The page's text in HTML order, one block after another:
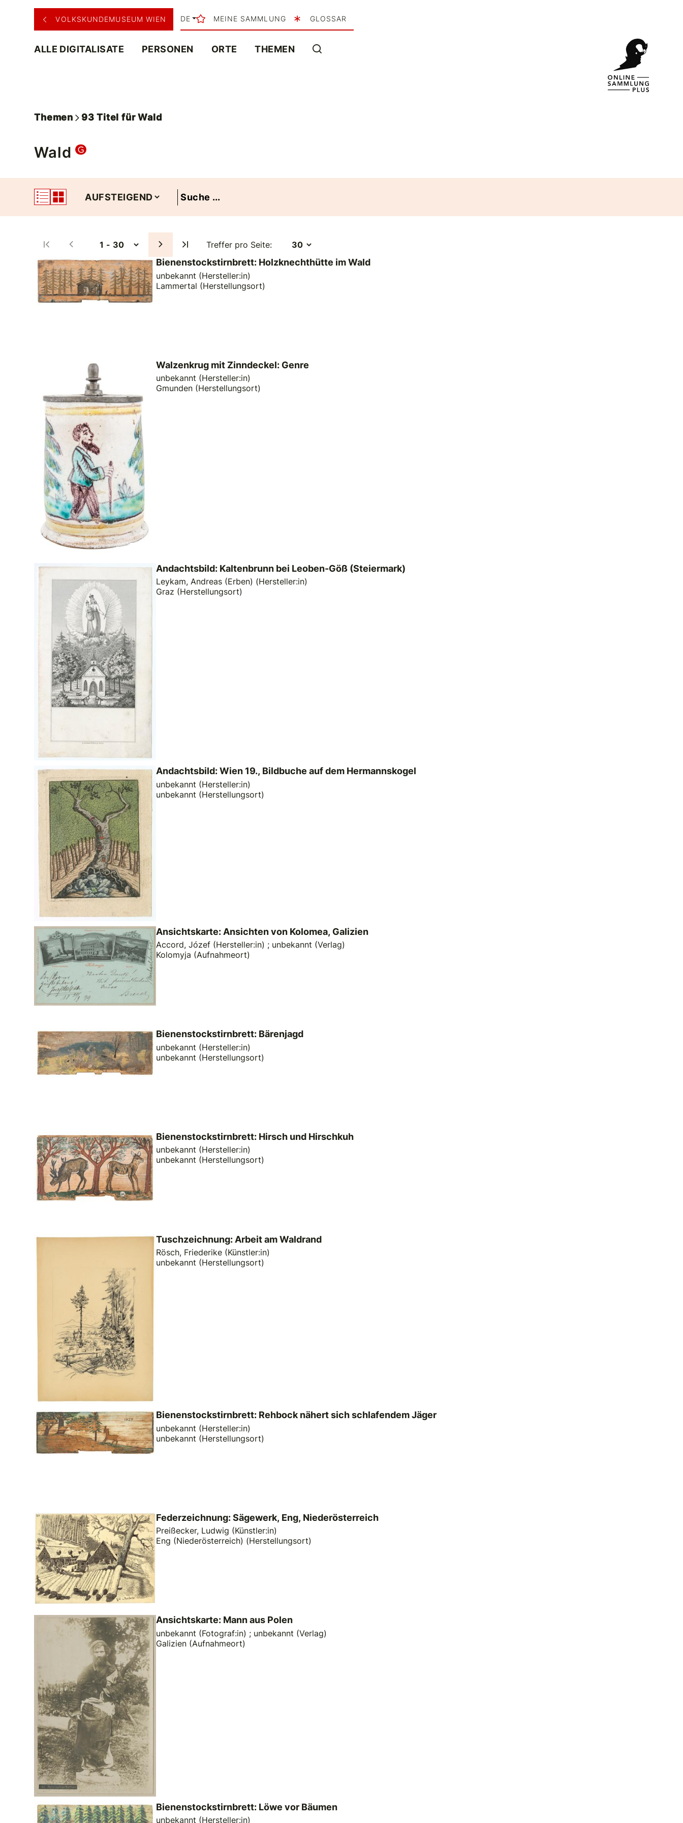
VOLKSKUNDEMUSEUM WIEN DE MEINE SAMMLUNG GLOSSAR
ALLE DIGITALISATE PERSONEN ORTE THEMEN
Themen 93 Titel fürWald
Wald
Treffer pro Seite:
Bienenstockstirnbrett: Holzknechthütte im Wald
unbekannt (Hersteller:in)
Lammertal (Herstellungsort)
Walzenkrug mit Zinndeckel: Genre
unbekannt (Hersteller:in)
Gmunden (Herstellungsort)
Andachtsbild: Kaltenbrunn bei Leoben-Göß (Steiermark)
Leykam, Andreas (Erben) (Hersteller:in)
Graz (Herstellungsort)
Andachtsbild: Wien 19., Bildbuche auf dem Hermannskogel
unbekannt (Hersteller:in)
unbekannt (Herstellungsort)
Ansichtskarte: Ansichten von Kolomea, Galizien
Accord, Józef (Hersteller:in) ; unbekannt (Verlag)
Kolomyja (Aufnahmeort)
Bienenstockstirnbrett: Bärenjagd
unbekannt (Hersteller:in)
unbekannt (Herstellungsort)
Bienenstockstirnbrett: Hirsch und Hirschkuh
unbekannt (Hersteller:in)
unbekannt (Herstellungsort)
Tuschzeichnung: Arbeit am Waldrand
Rösch, Friederike (Künstler:in)
unbekannt (Herstellungsort)
Bienenstockstirnbrett: Rehbock nähert sich schlafendem Jäger
unbekannt (Hersteller:in)
unbekannt (Herstellungsort)
Federzeichnung: Sägewerk, Eng, Niederösterreich
Preißecker, Ludwig (Künstler:in)
Eng (Niederösterreich) (Herstellungsort)
Ansichtskarte: Mann aus Polen
unbekannt (Fotograf:in) ; unbekannt (Verlag)
Galizien (Aufnahmeort)
Bienenstockstirnbrett: Löwe vor Bäumen
unbekannt (Hersteller:in)